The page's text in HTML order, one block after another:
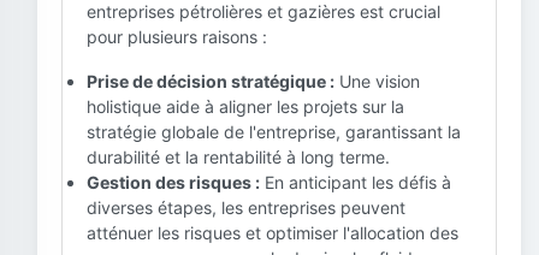
entreprises pétrolières et gazières est crucial
pour plusieurs raisons :
Prise de décision stratégique : Une vision
holistique aide à aligner les projets sur la
stratégie globale de l'entreprise, garantissant la
durabilité et la rentabilité à long terme.
Gestion des risques : En anticipant les défis à
diverses étapes, les entreprises peuvent
atténuer les risques et optimiser l'allocation des